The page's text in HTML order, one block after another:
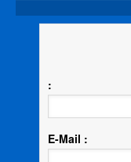
:
E-Mail :